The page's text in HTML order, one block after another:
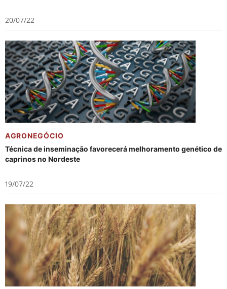
20/07/22
AGRONEGÓCIO
Técnica de inseminação favorecerá melhoramento genético de
caprinos no Nordeste
19/07/22